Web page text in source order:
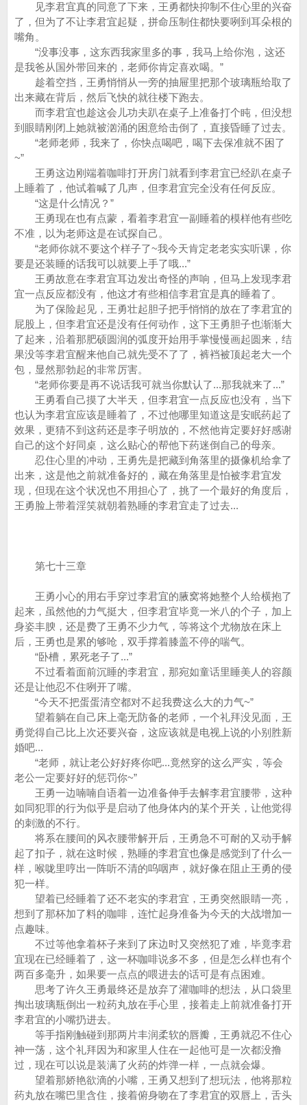
见李君宜真的同意了下来，王勇都快抑制不住心里的兴奋
了，但为了不让李君宜起疑，拼命压制住都快要咧到耳朵根的
嘴角。
“没事没事，这东西我家里多的事，我马上给你泡，这还
是我爸从国外带回来的，老师你肯定喜欢喝。”
趁着空挡，王勇悄悄从一旁的抽屉里把那个玻璃瓶给取了
出来藏在背后，然后飞快的就往楼下跑去。
而李君宜也趁这会儿功夫趴在桌子上准备打个盹，但没想
到眼睛刚闭上她就被汹涌的困意给击倒了，直接昏睡了过去。
“老师老师，我来了，你快点喝吧，喝下去保准就不困了
~”
王勇这边刚端着咖啡打开房门就看到李君宜已经趴在桌子
上睡着了，他试着喊了几声，但李君宜完全没有任何反应。
“这是什么情况？”
王勇现在也有点蒙，看着李君宜一副睡着的模样他有些吃
不准，以为老师这是在试探自己。
“老师你就不要这个样子了~我今天肯定老老实实听课，你
要是还装睡的话我可以就要上手了哦...”
王勇故意在李君宜耳边发出奇怪的声响，但马上发现李君
宜一点反应都没有，他这才有些相信李君宜是真的睡着了。
为了保险起见，王勇壮起胆子把手悄悄的放在了李君宜的
屁股上，但李君宜还是没有任何动作，这下王勇胆子也渐渐大
了起来，沿着那肥硕圆润的弧度开始用手掌慢慢画起圆来，结
果没等李君宜醒来他自己就先受不了了，裤裆被顶起老大一个
包，显然那勃起的非常厉害。
“老师你要是再不说话我可就当你默认了...那我就来了...”
王勇看自己摸了大半天，但李君宜一点反应也没有，当下
也认为李君宜应该是睡着了，不过他哪里知道这是安眠药起了
效果，更猜不到这药还是李子明放的，不然他肯定要好好感谢
自己的这个好同桌，这么贴心的帮他下药迷倒自己的母亲。
忍住心里的冲动，王勇先是把藏到角落里的摄像机给拿了
出来，这是他之前就准备好的，藏在角落里是怕被李君宜发
现，但现在这个状况也不用担心了，挑了一个最好的角度后，
王勇脸上带着淫笑就朝着熟睡的李君宜走了过去...
第七十三章
王勇小心的用右手穿过李君宜的腋窝将她整个人给横抱了
起来，虽然他的力气挺大，但李君宜毕竟一米八的个子，加上
身姿丰腴，还是费了王勇不少力气，等将这个尤物放在床上
后，王勇也是累的够呛，双手撑着膝盖不停的喘气。
“卧槽，累死老子了...”
不过看着面前沉睡的李君宜，那宛如童话里睡美人的容颜
还是让他忍不住咧开了嘴。
“今天不把蛋蛋清空都对不起我费这么大的力气~”
望着躺在自己床上毫无防备的老师，一个礼拜没见面，王
勇觉得自己比上次还要兴奋，这应该就是电视上说的小别胜新
婚吧...
“老师，就让老公好好疼你吧...竟然穿的这么严实，等会
老公一定要好好的惩罚你~”
王勇一边喃喃自语着一边准备伸手去解李君宜腰带，这种
如同犯罪的行为似乎是启动了他身体内的某个开关，让他觉得
的刺激的不行。
将系在腰间的风衣腰带解开后，王勇急不可耐的又动手解
起了扣子，就在这时候，熟睡的李君宜也像是感觉到了什么一
样，喉咙里哼出一阵听不清的呜咽声，就好像在阻止王勇的侵
犯一样。
望着已经睡着了还不老实的李君宜，王勇突然眼睛一亮，
想到了那杯加了料的咖啡，连忙起身准备为今天的大战增加一
点趣味。
不过等他拿着杯子来到了床边时又突然犯了难，毕竟李君
宜现在已经睡着了，这一杯咖啡说多不多，但是怎么样也有个
两百多毫升，如果要一点点的喂进去的话可是有点困难。
思考了许久王勇最终还是放弃了灌咖啡的想法，从口袋里
掏出玻璃瓶倒出一粒药丸放在手心里，接着走上前就准备打开
李君宜的小嘴扔进去。
等手指刚触碰到那两片丰润柔软的唇瓣，王勇就忍不住心
神一荡，这个礼拜因为和家里人住在一起他可是一次都没撸
过，现在可以说是装满了火药的炸弹一样，一点就会爆。
望着那娇艳欲滴的小嘴，王勇又想到了想玩法，他将那粒
药丸放在嘴巴里含住，接着俯身吻在了李君宜的双唇上，舌头